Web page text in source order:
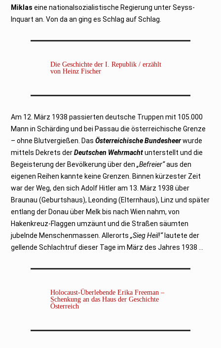
Miklas eine nationalsozialistische Regierung unter Seyss-
Inquart an. Von da an ging es Schlag auf Schlag.
Die Geschichte der I. Republik / erzählt
von Heinz Fischer
Am 12. März 1938 passierten deutsche Truppen mit 105.000
Mann in Schärding und bei Passau die österreichische Grenze
– ohne Blutvergießen. DasÖsterreichische Bundesheerwurde
mittels Dekrets derDeutschen Wehrmachtunterstellt und die
Begeisterung der Bevölkerung über den„Befreier“aus den
eigenen Reihen kannte keine Grenzen. Binnen kürzester Zeit
war der Weg, den sich Adolf Hitler am 13. März 1938 über
Braunau (Geburtshaus), Leonding (Elternhaus), Linz und später
entlang der Donau über Melk bis nach Wien nahm, von
Hakenkreuz-Flaggen umzäunt und die Straßen säumten
jubelnde Menschenmassen. Allerorts„Sieg Heil!“lautete der
gellende Schlachtruf dieser Tage im März des Jahres 1938 …
Holocaust-Überlebende Erika Freeman –
Schenkung an das Haus der Geschichte
Österreich